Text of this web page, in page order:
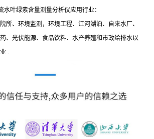
水叶绿素含量测量分析仪应用行业：
所、环境监测，环境工程、江河湖泊、自来水厂、
、光伏能源、食品饮料、水产养殖和市政给排水以
.